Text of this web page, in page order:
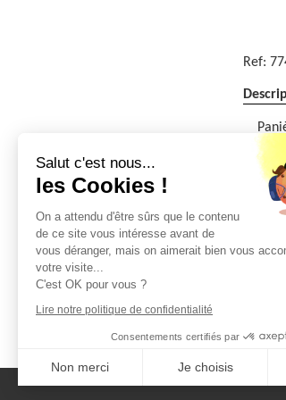
Ref:
Salut c'est nous...
les Cookies !
On a attendu d'être sûrs que le contenu
de ce site vous intéresse avant de
vous déranger, mais on aimerait bien vous
votre visite...
C'est OK pour vous ?
Lire notre politique de confidentialité
Consentements certifiés par
Non merci Je choisis